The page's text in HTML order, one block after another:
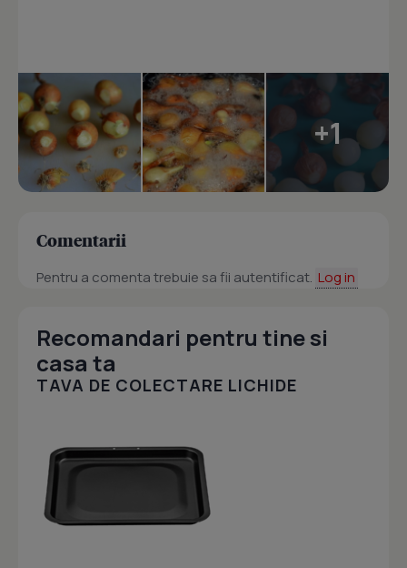
+1
Comentarii
Pentru a comenta trebuie sa fii autentificat. Log in
Recomandari pentru tine si
casa ta
TAVA DE COLECTARE LICHIDE